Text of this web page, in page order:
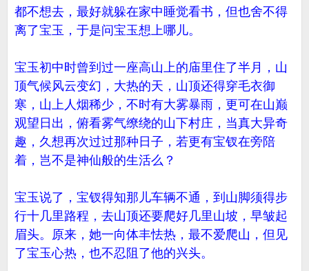
都不想去，最好就躲在家中睡觉看书，但也舍不得
离了宝玉，于是问宝玉想上哪儿。
宝玉初中时曾到过一座高山上的庙里住了半月，山
顶气候风云变幻，大热的天，山顶还得穿毛衣御
寒，山上人烟稀少，不时有大雾暴雨，更可在山巅
观望日出，俯看雾气缭绕的山下村庄，当真大异奇
趣，久想再次过过那种日子，若更有宝钗在旁陪
着，岂不是神仙般的生活么？
宝玉说了，宝钗得知那儿车辆不通，到山脚须得步
行十几里路程，去山顶还要爬好几里山坡，早皱起
眉头。原来，她一向体丰怯热，最不爱爬山，但见
了宝玉心热，也不忍阻了他的兴头。